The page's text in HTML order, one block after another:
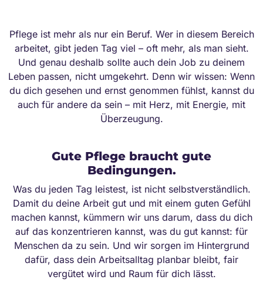
Pflege ist mehr als nur ein Beruf. Wer in diesem Bereich
arbeitet, gibt jeden Tag viel – oft mehr, als man sieht.
Und genau deshalb sollte auch dein Job zu deinem
Leben passen, nicht umgekehrt. Denn wir wissen: Wenn
du dich gesehen und ernst genommen fühlst, kannst du
auch für andere da sein – mit Herz, mit Energie, mit
Überzeugung.
Gute Pflege braucht gute
Bedingungen.
Was du jeden Tag leistest, ist nicht selbstverständlich.
Damit du deine Arbeit gut und mit einem guten Gefühl
machen kannst, kümmern wir uns darum, dass du dich
auf das konzentrieren kannst, was du gut kannst: für
Menschen da zu sein. Und wir sorgen im Hintergrund
dafür, dass dein Arbeitsalltag planbar bleibt, fair
vergütet wird und Raum für dich lässt.